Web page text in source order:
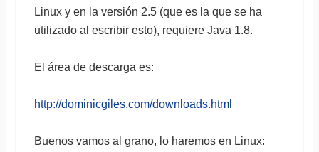
Linux y en la versión 2.5 (que es la que se ha
utilizado al escribir esto), requiere Java 1.8.
El área de descarga es:
http://dominicgiles.com/downloads.html
Buenos vamos al grano, lo haremos en Linux: